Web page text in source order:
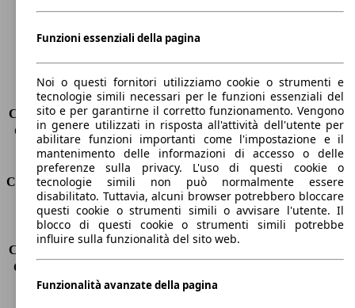
Passo
2820 mm
Carico massimo
-
Porte
4
Sedili
5
Carico sul tetto
-
Capacità di traino (senza freni) -
Capacità di traino (con freni)
1600 kg
Volume del bagagliaio
480 l
Consumi
Emissioni di CO2*
109 g/km (komb.)
Consumo (urbano)
5.3 l/100km
Consumo (extra-urbano)
Consumo (combinato)*
Classe di emissione
Euro 6
Funzioni essenziali della pagina
Noi o questi fornitori utilizziamo cookie o strumenti e
tecnologie simili necessari per le funzioni essenziali del
sito e per garantirne il corretto funzionamento. Vengono
in genere utilizzati in risposta all'attività dell'utente per
abilitare funzioni importanti come l'impostazione e il
mantenimento delle informazioni di accesso o delle
preferenze sulla privacy. L'uso di questi cookie o
tecnologie simili non può normalmente essere
disabilitato. Tuttavia, alcuni browser potrebbero bloccare
questi cookie o strumenti simili o avvisare l'utente. Il
blocco di questi cookie o strumenti simili potrebbe
influire sulla funzionalità del sito web.
Funzionalità avanzate della pagina